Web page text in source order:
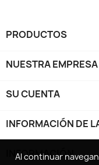
Al continuar
PRODUCTOS
NUESTRA EMPRESA
SU CUENTA
INFORMACIÓN DE
INFORMACIÓN
Al continuar